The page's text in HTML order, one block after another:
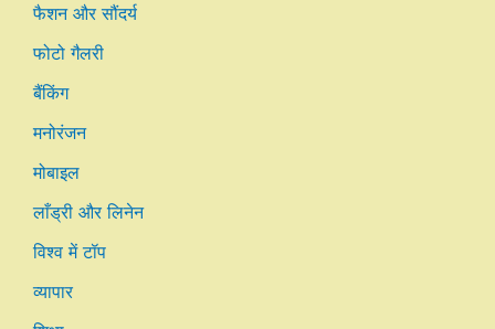
फैशन और सौंदर्य
फोटो गैलरी
बैंकिंग
मनोरंजन
मोबाइल
लाँड्री और लिनेन
विश्व में टॉप
व्यापार